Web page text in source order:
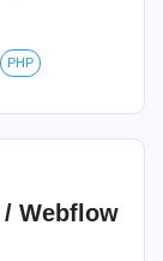
PHP
Webflow